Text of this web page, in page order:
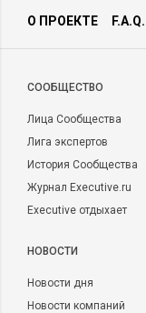
О ПРОЕКТЕ F.A.Q.
CООБЩЕСТВО
Лица Сообщества
Лига экспертов
История Сообщества
Журнал Executive.ru
Executive отдыхает
НОВОСТИ
Новости дня
Новости компаний